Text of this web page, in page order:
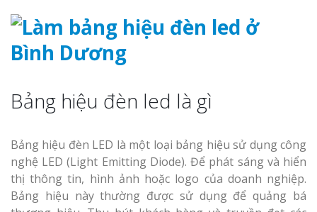
Bảng hiệu đèn led là gì
Bảng hiệu đèn LED là một loại bảng hiệu sử dụng công
nghệ LED (Light Emitting Diode). Để phát sáng và hiển
thị thông tin, hình ảnh hoặc logo của doanh nghiệp.
Bảng hiệu này thường được sử dụng để quảng bá